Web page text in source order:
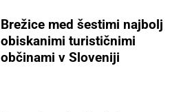
Brežice med šestimi najbolj
obiskanimi turističnimi
občinami v Sloveniji